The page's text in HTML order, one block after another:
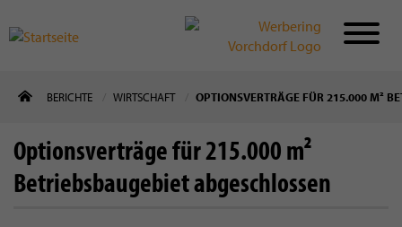
zum
BERICHTE WIRTSCHAFT OPTIONSVERTRÄGE FÜR 215.000 M²
Optionsverträge für 215.000 m²
Betriebsbaugebiet abgeschlossen